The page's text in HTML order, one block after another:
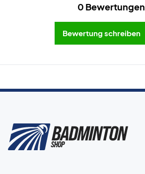
0 Bewertungen
Bewertung schreiben